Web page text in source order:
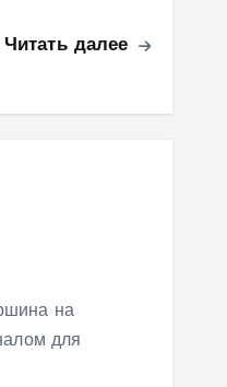
Читать далее
на
для